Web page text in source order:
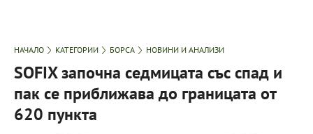
НАЧАЛО КАТЕГОРИИ БОРСА НОВИНИ И АНАЛИЗИ
SOFIX започна седмицата със спад и
пак се приближава до границата от
620 пункта